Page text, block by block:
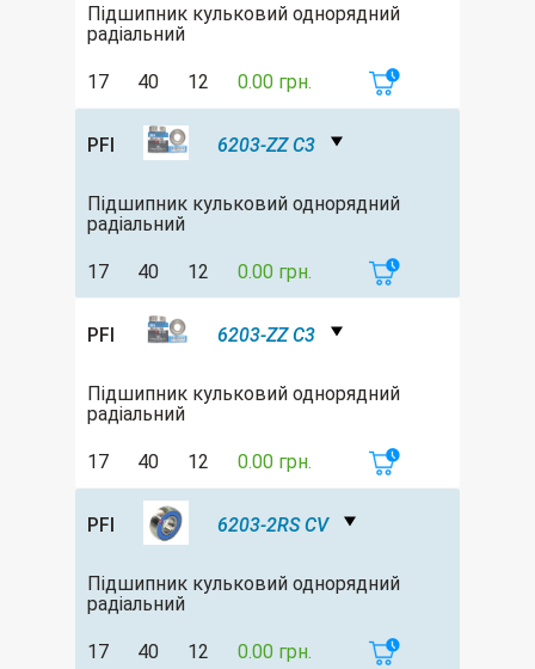
Підшипник кульковий однорядний
радіальний
17 40 12 0.00 грн.
PFI 6203-ZZ C3
Підшипник кульковий однорядний
радіальний
17 40 12 0.00 грн.
PFI 6203-ZZ C3
Підшипник кульковий однорядний
радіальний
17 40 12 0.00 грн.
PFI 6203-2RS CV
Підшипник кульковий однорядний
радіальний
17 40 12 0.00 грн.